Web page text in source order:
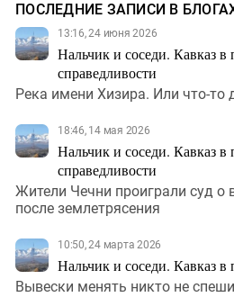
ПОСЛЕДНИЕ ЗАПИСИ В
13:16, 24 июня 2026
Нальчик и соседи. Кавказ в
справедливости
Река имени Хизира. Или что-то
18:46, 14 мая 2026
Нальчик и соседи. Кавказ в
справедливости
Жители Чечни проиграли суд о
после землетрясения
10:50, 24 марта 2026
Нальчик и соседи. Кавказ в
Вывески менять никто не